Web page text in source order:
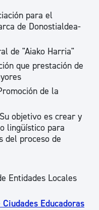
para el
de Donostialdea-
de "Aiako Harria"
que prestación de
de la
objetivo es crear y
lingüístico para
del proceso de
Entidades Locales
Educadoras